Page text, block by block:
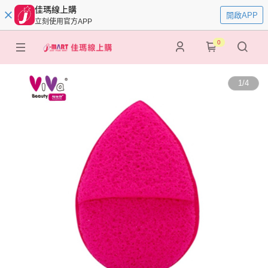
佳瑪線上購
立刻使用官方APP
開啟APP
0
1/4